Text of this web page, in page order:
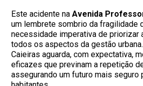
Este acidente naAvenida
um lembrete sombrio da fragilidade
necessidade imperativa de priorizar
todos os aspectos da gestão
Caieiras aguarda, com expectativa,
eficazes que previnam a repetição
assegurando um futuro mais seguro